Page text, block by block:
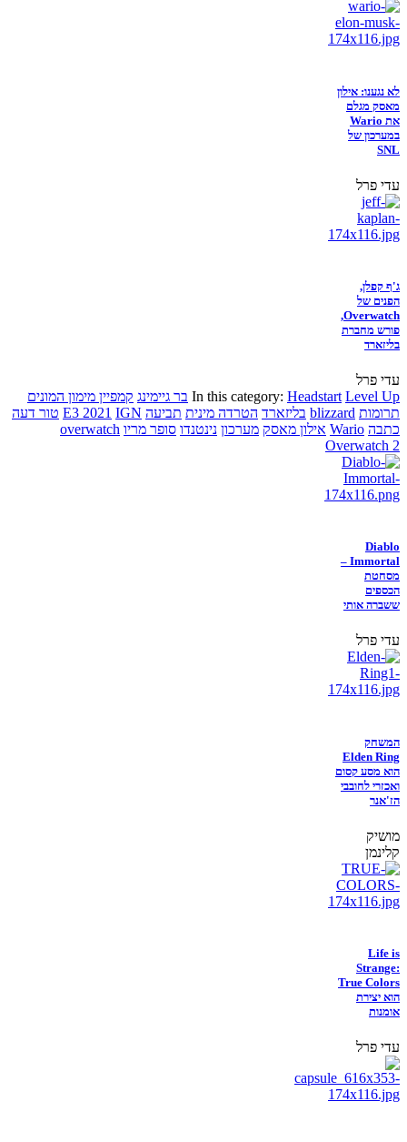
לא נגענו: אילון
מאסק מגלם
את Wario
במערכון של
SNL
עדי פרל
ג'ף קפלן,
הפנים של
Overwatch,
פורש מחברת
בליזארד
עדי פרל
In this category: Headstart Level Up בר גיימינג קמפיין מימון המונים
תרומות blizzard בליזארד הטרדה מינית תביעה E3 2021 IGN
טור דעה
כתבה Wario אילון מאסק מערכון נינטנדו סופר מריו overwatch
Overwatch 2
Diablo
Immortal –
מסחטת
הכספים
ששברה אותי
עדי פרל
המשחק
Elden Ring
הוא מסע קסום
ואכזרי לחובבי
הז'אנר
מושיק
קלינמן
Life is
Strange:
True Colors
הוא יצירת
אומנות
עדי פרל